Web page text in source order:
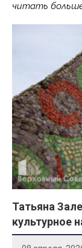
читать
Татьяна
культурное